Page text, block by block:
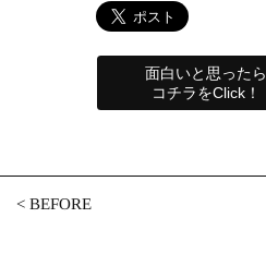
面白いと思ったら
コチラをClick！
<BEFORE